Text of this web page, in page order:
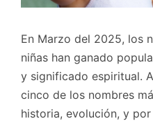
En Marzo del 2025, los
niñas han ganado
y significado espiritual.
cinco de los nombres
historia, evolución, y